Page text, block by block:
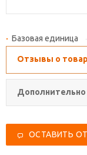
Базовая единица
Отзывы о
Дополнительно
ОСТАВИТЬ